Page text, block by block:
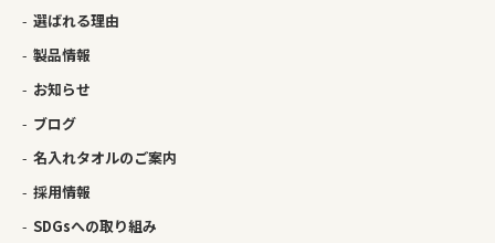
選ばれる理由
製品情報
お知らせ
ブログ
名入れタオルのご案内
採用情報
SDGsへの取り組み